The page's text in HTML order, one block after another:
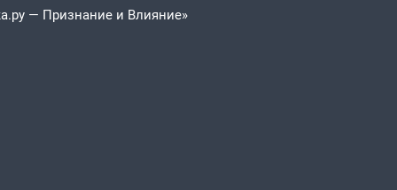
— Признание и Влияние»